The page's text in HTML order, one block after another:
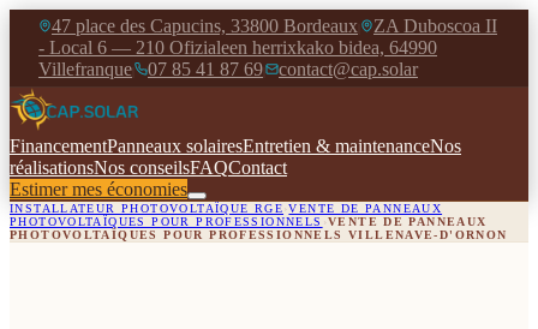
47 place des Capucins, 33800 Bordeaux
ZA Duboscoa II
- Local 6 — 210 Ofizialeen herrixkako bidea, 64990
Villefranque
07 85 41 87 69 contact@cap.solar
FinancementPanneaux solairesEntretien & maintenanceNos
réalisationsNos conseilsFAQContact
Estimer mes économies
INSTALLATEUR PHOTOVOLTAÏQUE RGE ›VENTE DE PANNEAUX
PHOTOVOLTAÏQUES POUR PROFESSIONNELS
VENTE DE PANNEAUX
PHOTOVOLTAÏQUES POUR PROFESSIONNELS VILLENAVE-D'ORNON